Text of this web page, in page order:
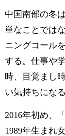
中国南部の冬
単なことでは
ニングコール
する。仕事や
時、目覚まし
い気持ちにな
2016年初め、
1989年生まれ